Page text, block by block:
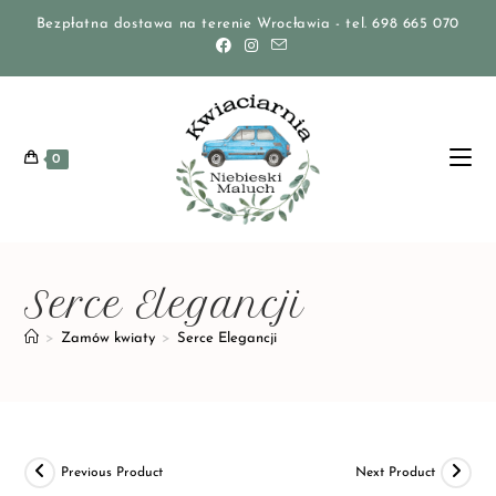
Bezpłatna dostawa na terenie Wrocławia - tel. 698 665 070
0
Serce Elegancji
> Zamów kwiaty > Serce Elegancji
Previous Product Next Product